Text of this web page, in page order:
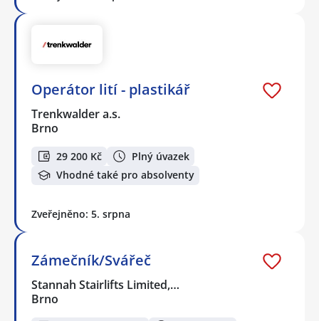
Operátor lití - plastikář
Trenkwalder a.s.
Brno
29 200 Kč
Plný úvazek
Vhodné také pro absolventy
Zveřejněno: 5. srpna
Zámečník/Svářeč
Stannah Stairlifts Limited,…
Brno